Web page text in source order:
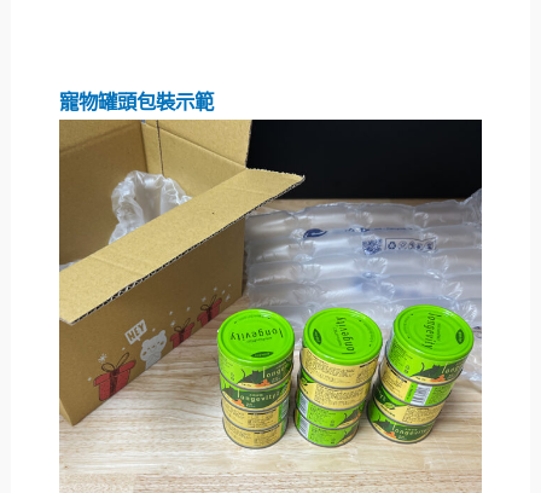
寵物罐頭包裝示範